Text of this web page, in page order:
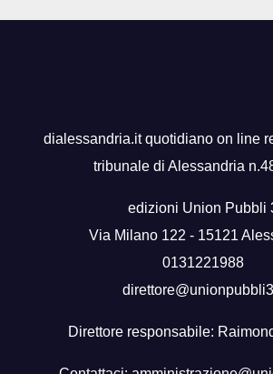
dialessandria.it quotidiano on line
tribunale di Alessandria
edizioni Union Pubbli
Via Milano 122 - 15121
0131221988
Direttore responsabile: